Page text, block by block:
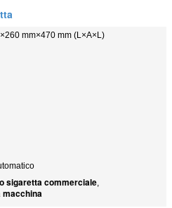
mm×470 mm (L×A×L)
sigaretta commerciale,
macchina